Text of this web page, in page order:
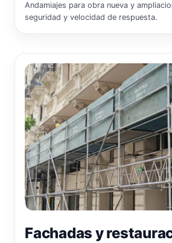
Andamiajes para obra nueva y
seguridad y velocidad de respuesta.
Fachadas y